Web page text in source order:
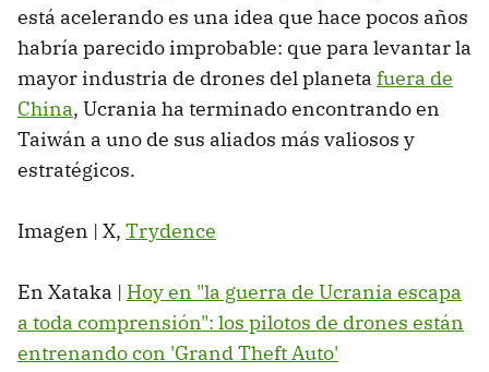
está acelerando es una idea que hace pocos años
habría parecido improbable: que para levantar la
mayor industria de drones del planeta fuera de
China, Ucrania ha terminado encontrando en
Taiwán a uno de sus aliados más valiosos y
estratégicos.
Imagen | X, Trydence
En Xataka | Hoy en "la guerra de Ucrania escapa
a toda comprensión": los pilotos de drones están
entrenando con 'Grand Theft Auto'